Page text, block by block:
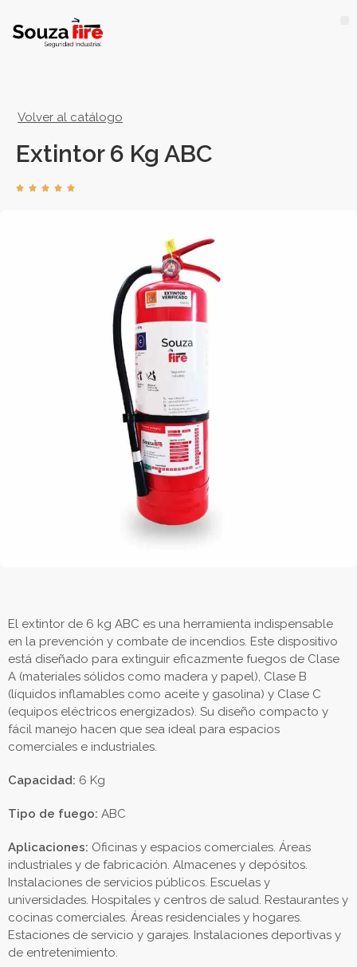
Volver al catálogo
Extintor 6 Kg ABC
    
El extintor de 6 kg ABC es una herramienta indispensable
en la prevención y combate de incendios. Este dispositivo
está diseñado para extinguir eficazmente fuegos de Clase
A (materiales sólidos como madera y papel), Clase B
(líquidos inflamables como aceite y gasolina) y Clase C
(equipos eléctricos energizados). Su diseño compacto y
fácil manejo hacen que sea ideal para espacios
comerciales e industriales.
Capacidad: 6 Kg
Tipo de fuego: ABC
Aplicaciones: Oficinas y espacios comerciales. Áreas
industriales y de fabricación. Almacenes y depósitos.
Instalaciones de servicios públicos. Escuelas y
universidades. Hospitales y centros de salud. Restaurantes y
cocinas comerciales. Áreas residenciales y hogares.
Estaciones de servicio y garajes. Instalaciones deportivas y
de entretenimiento.